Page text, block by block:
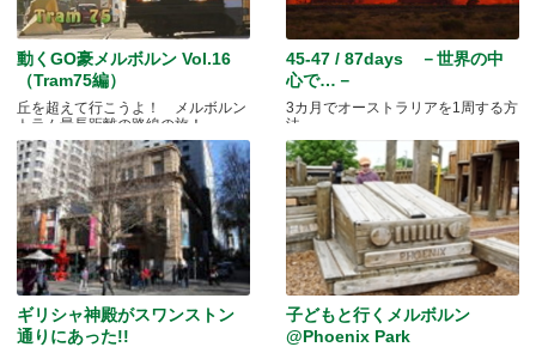
動くGO豪メルボルン Vol.16
（Tram75編）
丘を超えて行こうよ！ メルボルン
トラム最長距離の路線の旅！
45-47 / 87days －世界の中
心で…－
3カ月でオーストラリアを1周する方
法
ギリシャ神殿がスワンストン
通りにあった!!
子どもと行くメルボルン
@Phoenix Park